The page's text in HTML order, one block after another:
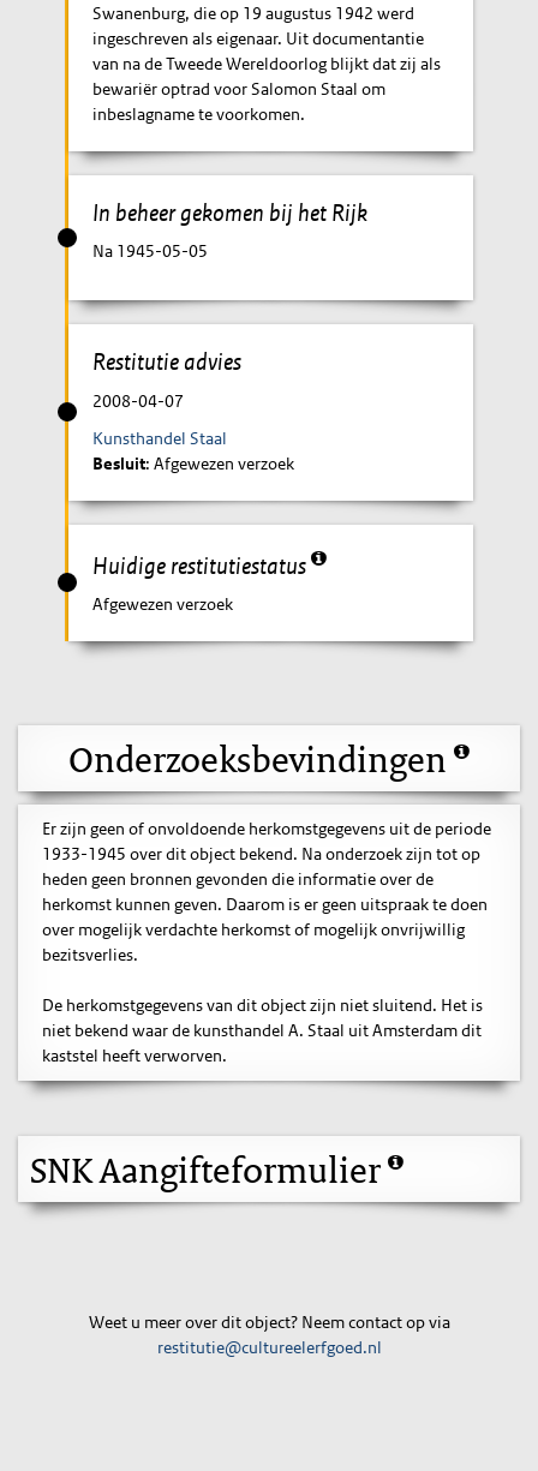
Swanenburg, die op 19 augustus 1942 werd
ingeschreven als eigenaar. Uit documentantie
van na de Tweede Wereldoorlog blijkt dat zij als
bewariër optrad voor Salomon Staal om
inbeslagname te voorkomen.
In beheer gekomen bij het Rijk
Na 1945-05-05
Restitutie advies
2008-04-07
Kunsthandel Staal
Besluit: Afgewezen verzoek
Huidige restitutiestatus
Afgewezen verzoek
Onderzoeksbevindingen
Er zijn geen of onvoldoende herkomstgegevens uit de periode
1933-1945 over dit object bekend. Na onderzoek zijn tot op
heden geen bronnen gevonden die informatie over de
herkomst kunnen geven. Daarom is er geen uitspraak te doen
over mogelijk verdachte herkomst of mogelijk onvrijwillig
bezitsverlies.
De herkomstgegevens van dit object zijn niet sluitend. Het is
niet bekend waar de kunsthandel A. Staal uit Amsterdam dit
kaststel heeft verworven.
SNK Aangifteformulier
Weet u meer over dit object? Neem contact op via
restitutie@cultureelerfgoed.nl